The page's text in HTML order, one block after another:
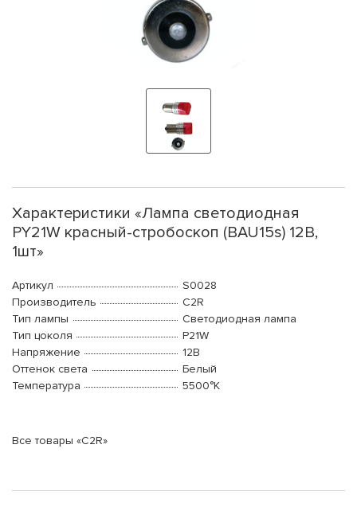
Характеристики «Лампа светодиодная
PY21W красный-стробоскоп (BAU15s) 12В,
1шт»
Артикул
S0028
Производитель
C2R
Тип лампы
Светодиодная лампа
Тип цоколя
P21W
Напряжение
12В
Оттенок света
Белый
Температура
5500°K
Все товары «C2R»